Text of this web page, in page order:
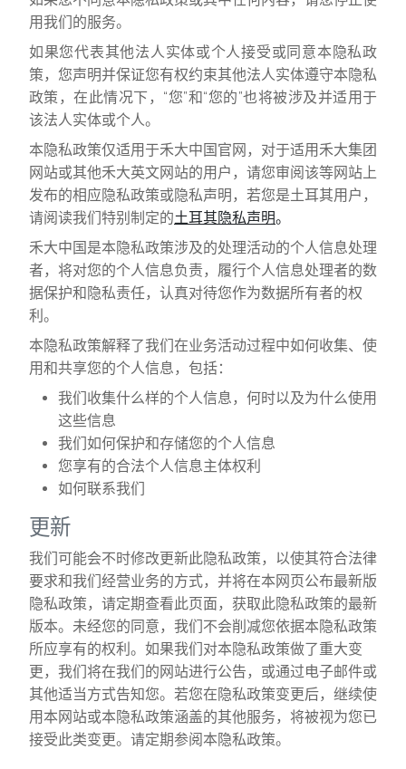
用我们的服务。
如果您代表其他法人实体或个人接受或同意本隐私政
策，您声明并保证您有权约束其他法人实体遵守本隐私
政策，在此情况下，“您”和“您的”也将被涉及并适用于
该法人实体或个人。
本隐私政策仅适用于禾大中国官网，对于适用禾大集团
网站或其他禾大英文网站的用户，请您审阅该等网站上
发布的相应隐私政策或隐私声明，若您是土耳其用户，
请阅读我们特别制定的土耳其隐私声明。
禾大中国是本隐私政策涉及的处理活动的个人信息处理
者，将对您的个人信息负责，履行个人信息处理者的数
据保护和隐私责任，认真对待您作为数据所有者的权
利。
本隐私政策解释了我们在业务活动过程中如何收集、使
用和共享您的个人信息，包括：
我们收集什么样的个人信息，何时以及为什么使用
这些信息
我们如何保护和存储您的个人信息
您享有的合法个人信息主体权利
如何联系我们
更新
我们可能会不时修改更新此隐私政策，以使其符合法律
要求和我们经营业务的方式，并将在本网页公布最新版
隐私政策，请定期查看此页面，获取此隐私政策的最新
版本。未经您的同意，我们不会削减您依据本隐私政策
所应享有的权利。如果我们对本隐私政策做了重大变
更，我们将在我们的网站进行公告，或通过电子邮件或
其他适当方式告知您。若您在隐私政策变更后，继续使
用本网站或本隐私政策涵盖的其他服务，将被视为您已
接受此类变更。请定期参阅本隐私政策。